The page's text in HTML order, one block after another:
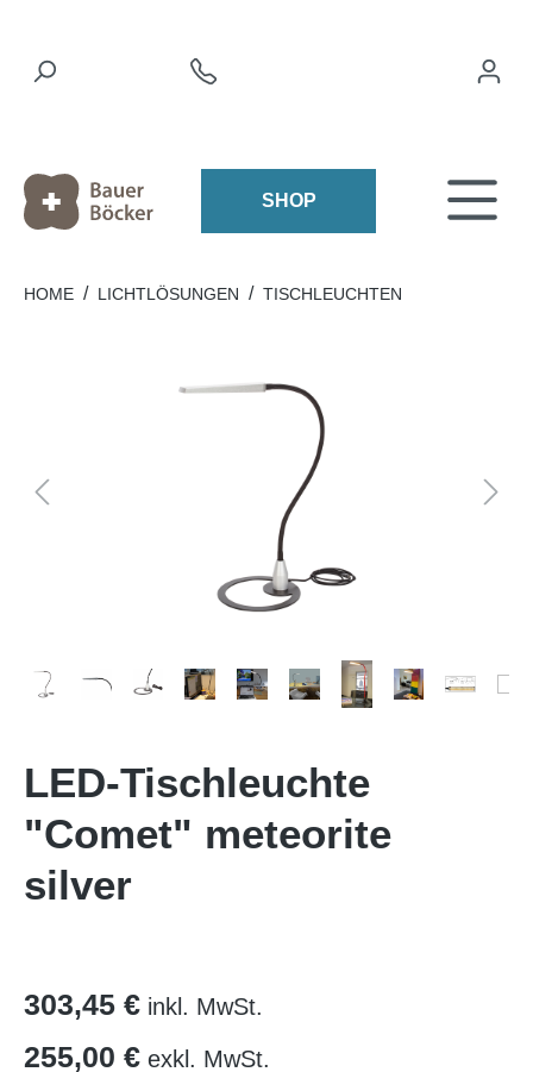
SHOP
HOME / LICHTLÖSUNGEN / TISCHLEUCHTEN
LED-Tischleuchte
"Comet" meteorite
silver
303,45 € inkl. MwSt.
255,00 € exkl. MwSt.